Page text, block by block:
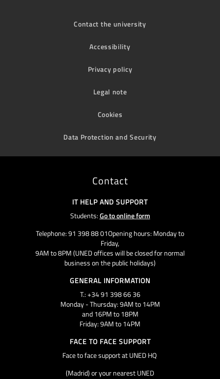
Contact the university
Accessibility
Privacy policy
Legal note
Cookies
Data Protection and Security
Contact
IT HELP AND SUPPORT
Students:Go to online form
Telephone: 91 398 88 01Opening hours: Monday to
Friday,
9AM to 8PM (UNED offices will be closed for normal
business on the public holidays)
GENERAL INFORMATION
T.: +34 91 398 66 36
Monday - Thursday: 9AM to 14PM
and 16PM to 18PM
Friday: 9AM to 14PM
FACE TO FACE SUPPORT
Face to face support at UNED HQ
(Madrid) or your nearest UNED